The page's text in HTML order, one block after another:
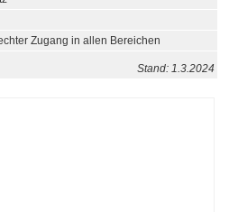
Zugang in allen Bereichen
Stand: 1.3.2024